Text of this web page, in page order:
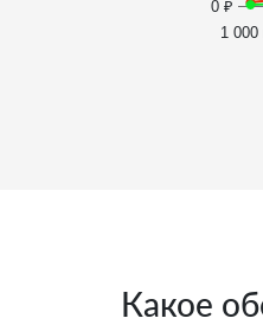
1 000
0 ₽
Какое